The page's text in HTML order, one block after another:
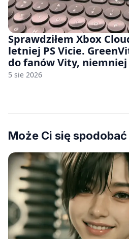
Sprawdziłem Xbox
letniej PS Vicie.
do fanów Vity, niemniej
wiele [FELIETON]
5 sie 2026
Może Ci się spodobać